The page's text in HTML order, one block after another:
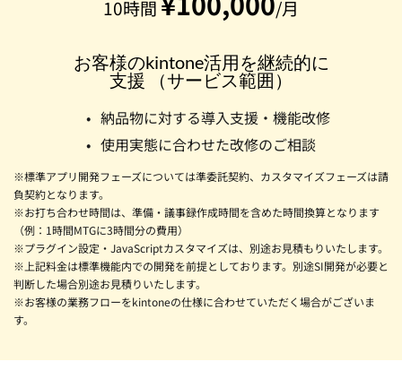
10時間 /月
お客様のkintone活用を継続的に
支援 （サービス範囲）
納品物に対する導入支援・機能改修
使用実態に合わせた改修のご相談
※標準アプリ開発フェーズについては準委託契約、カスタマイズフェーズは請
負契約となります。
※お打ち合わせ時間は、準備・議事録作成時間を含めた時間換算となります
（例：1時間MTGに3時間分の費用）
※プラグイン設定・JavaScriptカスタマイズは、別途お見積もりいたします。
※上記料金は標準機能内での開発を前提としております。別途SI開発が必要と
判断した場合別途お見積りいたします。
※お客様の業務フローをkintoneの仕様に合わせていただく場合がございま
す。